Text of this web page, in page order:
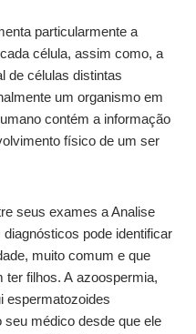
particularmente a
célula, assim como, a
de células distintas
um organismo em
contém a informação
físico de um ser
seus exames a Analise
pode identificar
muito comum e que
ter filhos. A azoospermia,
espermatozoides
seu médico desde que ele